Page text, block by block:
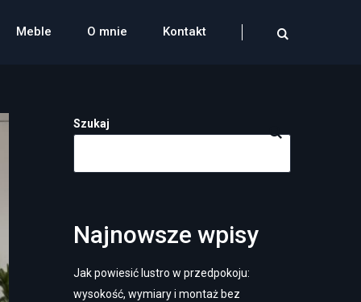
Meble O mnie Kontakt
Szukaj
Najnowsze wpisy
Jak powiesić lustro w przedpokoju:
wysokość, wymiary i montaż bez